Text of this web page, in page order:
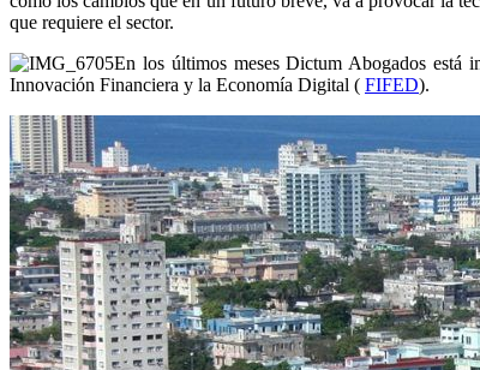
que requiere el sector.
En los últimos meses Dictum Abogados está
Innovación Financiera y la Economía Digital ( FIFED).